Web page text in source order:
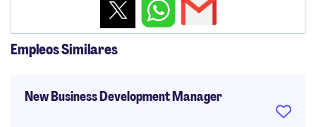
Empleos Similares
New Business Development Manager